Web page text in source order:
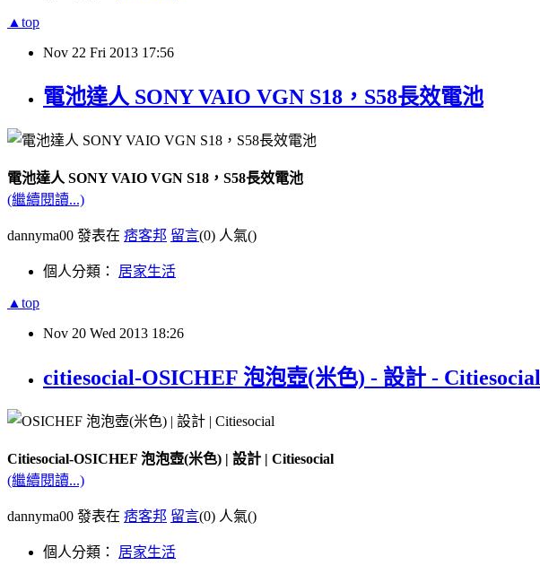
▲top
Nov 22 Fri 2013 17:56
電池達人 SONY VAIO VGN S18，S58長效電池
電池達人 SONY VAIO VGN S18，S58長效電池
(繼續閱讀...)
dannyma00 發表在 痞客邦 留言(0) 人氣()
個人分類： 居家生活
▲top
Nov 20 Wed 2013 18:26
citiesocial-OSICHEF 泡泡壺(米色) - 設計 - Citiesocial
Citiesocial-OSICHEF 泡泡壺(米色) | 設計 | Citiesocial
(繼續閱讀...)
dannyma00 發表在 痞客邦 留言(0) 人氣()
個人分類： 居家生活